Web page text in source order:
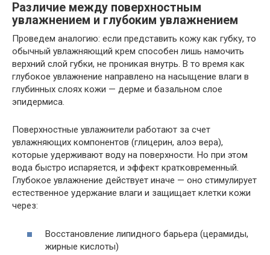
Различие между поверхностным
увлажнением и глубоким увлажнением
Проведем аналогию: если представить кожу как губку, то
обычный увлажняющий крем способен лишь намочить
верхний слой губки, не проникая внутрь. В то время как
глубокое увлажнение направлено на насыщение влаги в
глубинных слоях кожи — дерме и базальном слое
эпидермиса.
Поверхностные увлажнители работают за счет
увлажняющих компонентов (глицерин, алоэ вера),
которые удерживают воду на поверхности. Но при этом
вода быстро испаряется, и эффект кратковременный.
Глубокое увлажнение действует иначе — оно стимулирует
естественное удержание влаги и защищает клетки кожи
через:
Восстановление липидного барьера (церамиды,
жирные кислоты)